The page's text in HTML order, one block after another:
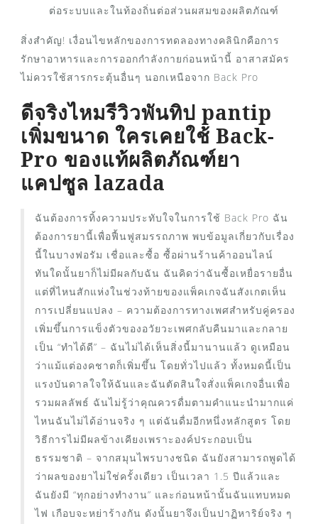
ต่อระบบและในท้องถิ่นต่อส่วนผสมของผลิตภัณฑ์
สิ่งสำคัญ! เงื่อนไขหลักของการทดลองทางคลินิกคือการ
รักษาอาหารและการออกกำลังกายก่อนหน้านี้ อาสาสมัคร
ไม่ควรใช้สารกระตุ้นอื่นๆ นอกเหนือจาก Back Pro
ดีจริงไหมรีวิวพันทิป pantip
เพิ่มขนาด ใครเคยใช้ Back-
Pro ของแท้ผลิตภัณฑ์ยา
แคปซูล lazada
ฉันต้องการทิ้งความประทับใจในการใช้ Back Pro ฉัน
ต้องการยานี้เพื่อฟื้นฟูสมรรถภาพ พบข้อมูลเกี่ยวกับเรื่อง
นี้ในบางฟอรัม เชื่อและซื้อ ซื้อผ่านร้านค้าออนไลน์
ทันใดนั้นยาก็ไม่มีผลกับฉัน ฉันคิดว่าฉันซื้อเหยื่อรายอื่น
แต่ที่ไหนสักแห่งในช่วงท้ายของแพ็คเกจฉันสังเกตเห็น
การเปลี่ยนแปลง – ความต้องการทางเพศสำหรับคู่ครอง
เพิ่มขึ้นการแข็งตัวของอวัยวะเพศกลับคืนมาและกลาย
เป็น “ทำได้ดี” – ฉันไม่ได้เห็นสิ่งนี้มานานแล้ว ดูเหมือน
ว่าแม้แต่องคชาตก็เพิ่มขึ้น โดยทั่วไปแล้ว ทั้งหมดนี้เป็น
แรงบันดาลใจให้ฉันและฉันตัดสินใจสั่งแพ็คเกจอื่นเพื่อ
รวมผลลัพธ์ ฉันไม่รู้ว่าคุณควรดื่มตามคำแนะนำมากแค่
ไหนฉันไม่ได้อ่านจริง ๆ แต่ฉันดื่มอีกหนึ่งหลักสูตร โดย
วิธีการไม่มีผลข้างเคียงเพราะองค์ประกอบเป็น
ธรรมชาติ – จากสมุนไพรบางชนิด ฉันยังสามารถพูดได้
ว่าผลของยาไม่ใช่ครั้งเดียว เป็นเวลา 1.5 ปีแล้วและ
ฉันยังมี “ทุกอย่างทำงาน” และก่อนหน้านั้นฉันแทบหมด
ไฟ เกือบจะหย่าร้างกัน ดังนั้นยาจึงเป็นปาฏิหาริย์จริง ๆ